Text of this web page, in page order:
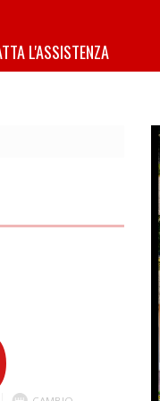
L'ASSISTENZA